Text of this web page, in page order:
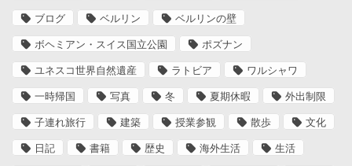
ブログ ベルリン ベルリンの壁
ボヘミアン・スイス国立公園 ポズナン
ユネスコ世界自然遺産 ラトビア ワルシャワ
一時帰国 写真 冬 夏期休暇 外出制限
子連れ旅行 建築 授業参観 散歩 文化
日記 書籍 歴史 海外生活 生活